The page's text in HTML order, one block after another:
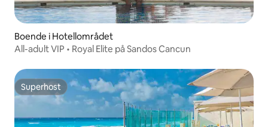
Boende i Hotellområdet
All-adult VIP • Royal Elite på Sandos Cancun
Superhost
Superhost